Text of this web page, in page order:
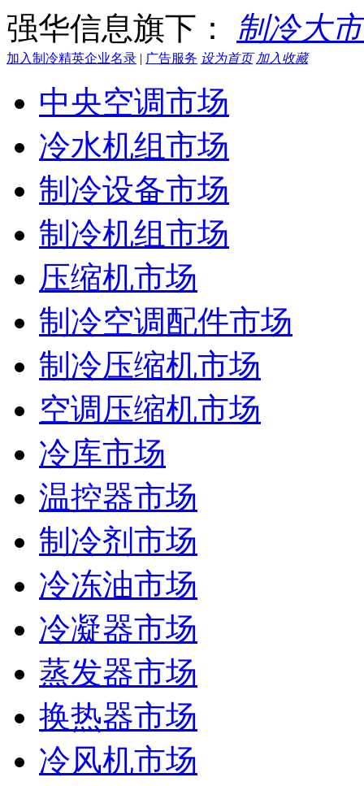
强华信息旗下： 制冷大
加入制冷精英企业名录 | 广告服务 设为首页 加入收藏
中央空调市场
冷水机组市场
制冷设备市场
制冷机组市场
压缩机市场
制冷空调配件市场
制冷压缩机市场
空调压缩机市场
冷库市场
温控器市场
制冷剂市场
冷冻油市场
冷凝器市场
蒸发器市场
换热器市场
冷风机市场